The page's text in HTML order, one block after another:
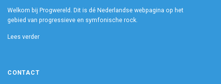
Welkom bij Progwereld. Dit is dé Nederlandse webpagina op het
gebied van progressieve en symfonische rock.
Lees verder
CONTACT